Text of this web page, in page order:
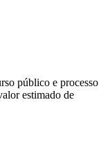
público e processo
estimado de